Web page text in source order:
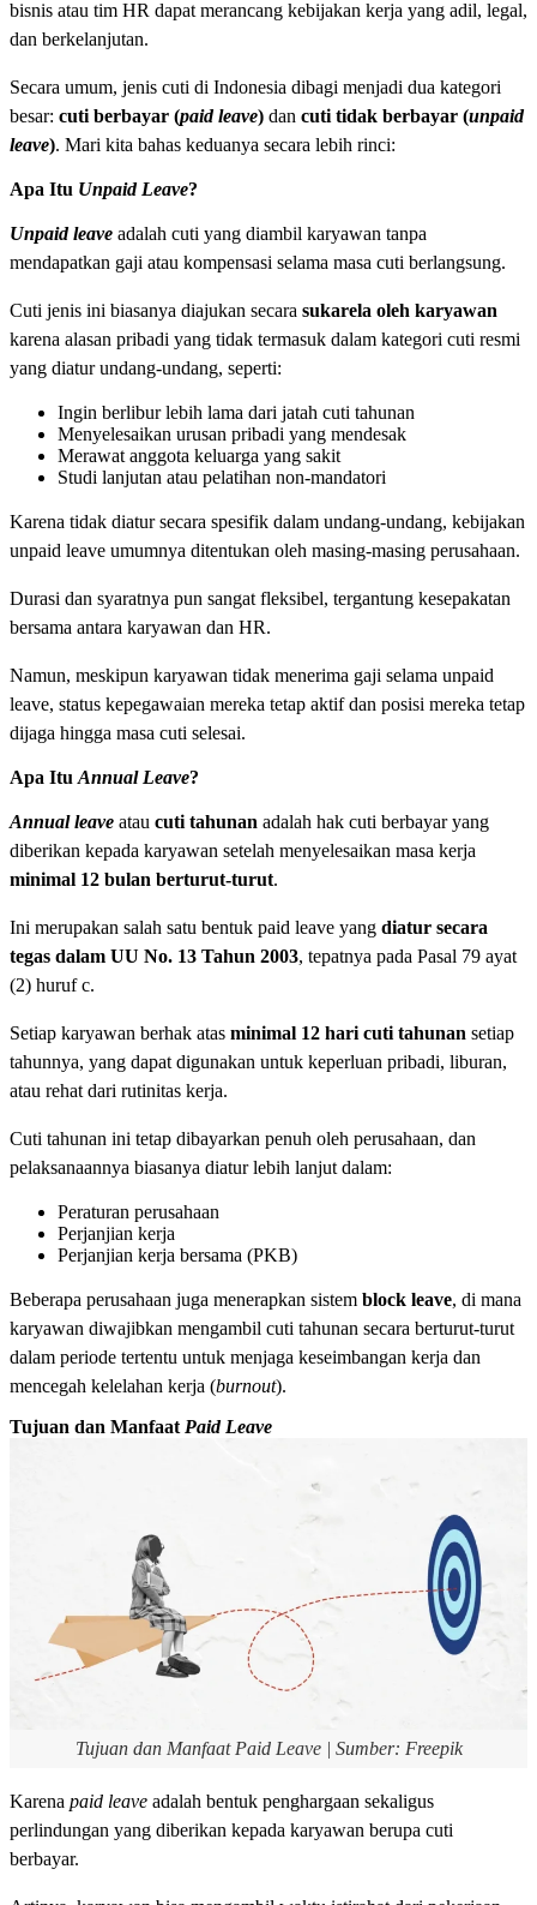
bisnis atau tim HR dapat merancang kebijakan kerja yang adil, legal,
dan berkelanjutan.
Secara umum, jenis cuti di Indonesia dibagi menjadi dua kategori
besar: cuti berbayar (paid leave) dan cuti tidak berbayar (unpaid
leave). Mari kita bahas keduanya secara lebih rinci:
Apa Itu Unpaid Leave?
Unpaid leave adalah cuti yang diambil karyawan tanpa
mendapatkan gaji atau kompensasi selama masa cuti berlangsung.
Cuti jenis ini biasanya diajukan secara sukarela oleh karyawan
karena alasan pribadi yang tidak termasuk dalam kategori cuti resmi
yang diatur undang-undang, seperti:
Ingin berlibur lebih lama dari jatah cuti tahunan
Menyelesaikan urusan pribadi yang mendesak
Merawat anggota keluarga yang sakit
Studi lanjutan atau pelatihan non-mandatori
Karena tidak diatur secara spesifik dalam undang-undang, kebijakan
unpaid leave umumnya ditentukan oleh masing-masing perusahaan.
Durasi dan syaratnya pun sangat fleksibel, tergantung kesepakatan
bersama antara karyawan dan HR.
Namun, meskipun karyawan tidak menerima gaji selama unpaid
leave, status kepegawaian mereka tetap aktif dan posisi mereka tetap
dijaga hingga masa cuti selesai.
Apa Itu Annual Leave?
Annual leave atau cuti tahunan adalah hak cuti berbayar yang
diberikan kepada karyawan setelah menyelesaikan masa kerja
minimal 12 bulan berturut-turut.
Ini merupakan salah satu bentuk paid leave yang diatur secara
tegas dalam UU No. 13 Tahun 2003, tepatnya pada Pasal 79 ayat
(2) huruf c.
Setiap karyawan berhak atas minimal 12 hari cuti tahunan setiap
tahunnya, yang dapat digunakan untuk keperluan pribadi, liburan,
atau rehat dari rutinitas kerja.
Cuti tahunan ini tetap dibayarkan penuh oleh perusahaan, dan
pelaksanaannya biasanya diatur lebih lanjut dalam:
Peraturan perusahaan
Perjanjian kerja
Perjanjian kerja bersama (PKB)
Beberapa perusahaan juga menerapkan sistem block leave, di mana
karyawan diwajibkan mengambil cuti tahunan secara berturut-turut
dalam periode tertentu untuk menjaga keseimbangan kerja dan
mencegah kelelahan kerja (burnout).
Tujuan dan Manfaat Paid Leave
Tujuan dan Manfaat Paid Leave | Sumber: Freepik
Karena paid leave adalah bentuk penghargaan sekaligus
perlindungan yang diberikan kepada karyawan berupa cuti
berbayar.